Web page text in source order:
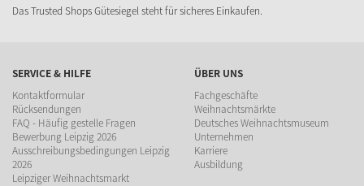
Das Trusted Shops Gütesiegel steht für sicheres Einkaufen.
SERVICE & HILFE
Kontaktformular
Rücksendungen
FAQ - Häufig gestelle Fragen
Bewerbung Leipzig 2026
Ausschreibungsbedingungen Leipzig
2026
Leipziger Weihnachtsmarkt
ÜBER UNS
Fachgeschäfte
Weihnachtsmärkte
Deutsches Weihnachtsmuseum
Unternehmen
Karriere
Ausbildung